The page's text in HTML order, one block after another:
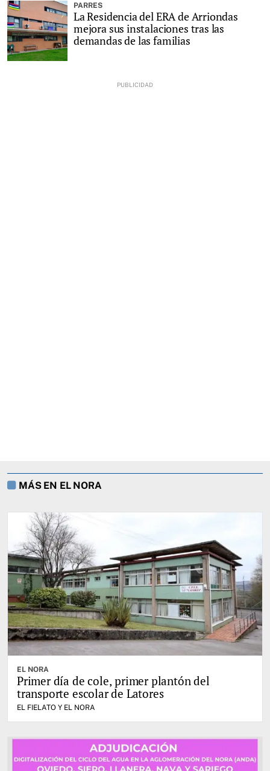
PARRES
La Residencia del ERA de Arriondas
mejora sus instalaciones tras las
demandas de las familias
MÁS EN EL NORA
EL NORA
Primer día de cole, primer plantón del
transporte escolar de Latores
EL FIELATO Y EL NORA